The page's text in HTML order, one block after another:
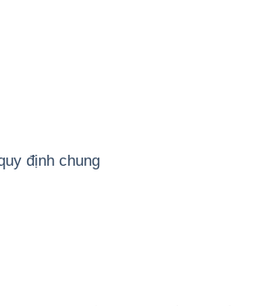
định chung
- CÔNG TY HÓA CHẤT